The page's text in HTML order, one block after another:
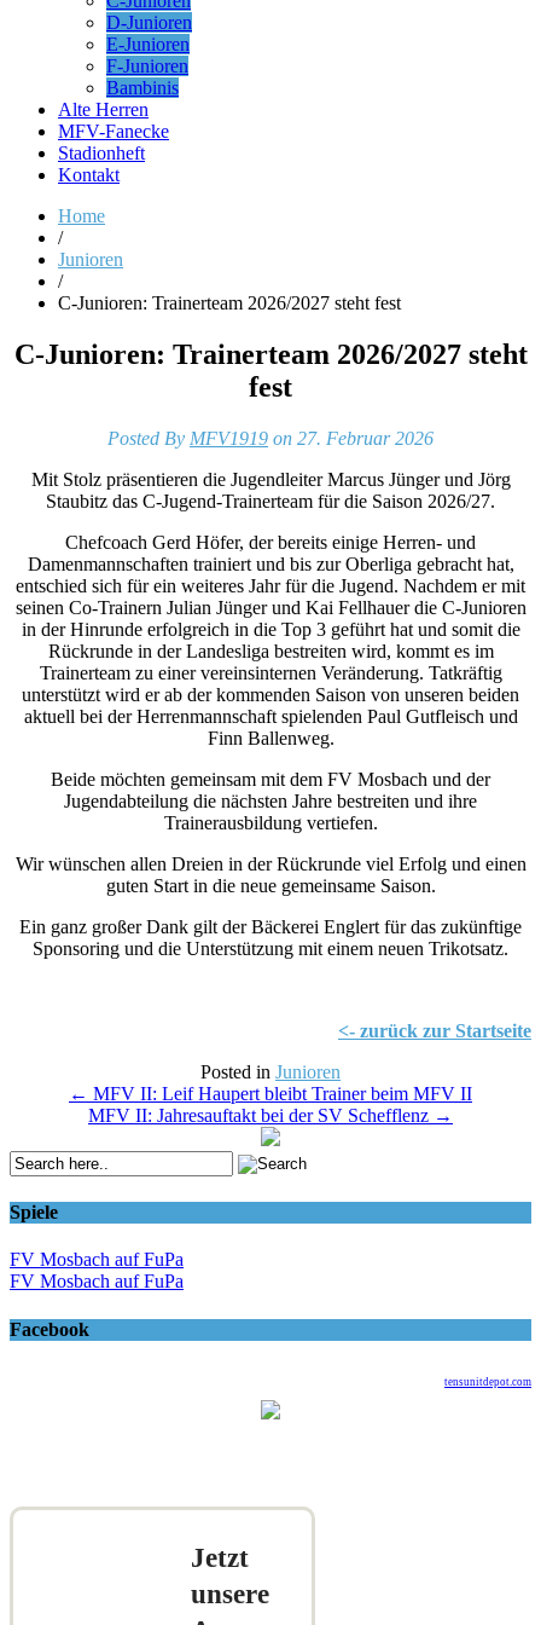
D-Junioren
E-Junioren
F-Junioren
Bambinis
Alte Herren
MFV-Fanecke
Stadionheft
Kontakt
Home
/
Junioren
/
C-Junioren: Trainerteam 2026/2027 steht fest
C-Junioren: Trainerteam 2026/2027 steht
fest
Posted By MFV1919 on 27. Februar 2026
Mit Stolz präsentieren die Jugendleiter Marcus Jünger und Jörg
Staubitz das C-Jugend-Trainerteam für die Saison 2026/27.
Chefcoach Gerd Höfer, der bereits einige Herren- und
Damenmannschaften trainiert und bis zur Oberliga gebracht hat,
entschied sich für ein weiteres Jahr für die Jugend. Nachdem er mit
seinen Co-Trainern Julian Jünger und Kai Fellhauer die C-Junioren
in der Hinrunde erfolgreich in die Top 3 geführt hat und somit die
Rückrunde in der Landesliga bestreiten wird, kommt es im
Trainerteam zu einer vereinsinternen Veränderung. Tatkräftig
unterstützt wird er ab der kommenden Saison von unseren beiden
aktuell bei der Herrenmannschaft spielenden Paul Gutfleisch und
Finn Ballenweg.
Beide möchten gemeinsam mit dem FV Mosbach und der
Jugendabteilung die nächsten Jahre bestreiten und ihre
Trainerausbildung vertiefen.
Wir wünschen allen Dreien in der Rückrunde viel Erfolg und einen
guten Start in die neue gemeinsame Saison.
Ein ganz großer Dank gilt der Bäckerei Englert für das zukünftige
Sponsoring und die Unterstützung mit einem neuen Trikotsatz.
<- zurück zur Startseite
Posted in Junioren
navigation
← MFV II: Leif Haupert bleibt Trainer beim MFV II
MFV II: Jahresauftakt bei der SV Schefflenz →
Spiele
FV Mosbach auf FuPa
FV Mosbach auf FuPa
Facebook
tensunitdepot.com
Jetzt
unsere